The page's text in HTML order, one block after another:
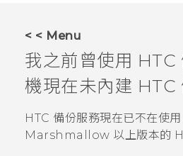
VIVERSE
應用程式
< < Menu
我之前曾使用 HTC
機現在未內建 HTC
HTC 備份服務現在已不在使用
Marshmallow 以上版本的